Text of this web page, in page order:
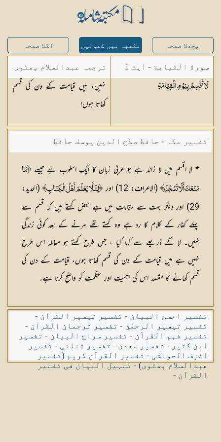
پچھلا صفحہ مکتبہ میں کھولیں اگلا صفحہ
سورة القيامة - آیت 1
لَا أُقْسِمُ بِيَوْمِالْقِيَامَةِ
ترجمہ عبدالسلام بھٹوی
- عبدالسلام بن محمد
نہیں، میں قیامت کے دن کی قسم
کھاتا ہوں!
تفسیر مکہ - حافظ صلاح الدین یوسف حافظ
* لا اقسم میں لا زائد ہے جو عربی زبان کا ایک اسلوب ہے جیسے ﴿مَا
مَنَعَكَ أَلَّا تَسْجُدَ﴾ (الاعراف: 12) اور ﴿لِئَلَّا يَعْلَمَ أَهْلُ الْكِتَابِ﴾(الحدید:
29) اور دیگر بہت سے مقامات میں ہے بعض کہتے ہیں کہ قسم سے
پہلے کفار کے کلام کا رد ہے وہ کہتے تھے مرنے کے بعد کوئی زندگی
نہیں۔ لا کے ذریعے سے کہا گیا ، جس طرح کہتے ہو معاملہ اس طرح
نہیں ہے میں قیامت کے دن کی قسم کھاتا ہوں، قیامت کے دن کی
قسم کھانے کا مقصد اس کی اہمیت اور عظمت کو واضح کرنا ہے۔
تفسیر احسن البیان - تفسیر تیسیر القرآن -
تفسیر تیسیر الرحمٰن - تفسیر ترجمان القرآن -
تفسیر فہم القرآن - تفسیر سراج البیان - تفسیر
ابن کثیر - تفسیر سعدی - تفسیر ثنائی - تفسیر
اشرف الحواشی - تفسیر القرآن کریم (تفسیر
عبدالسلام بھٹوی)-تسہیل البیان فی تفسیر
القرآن -